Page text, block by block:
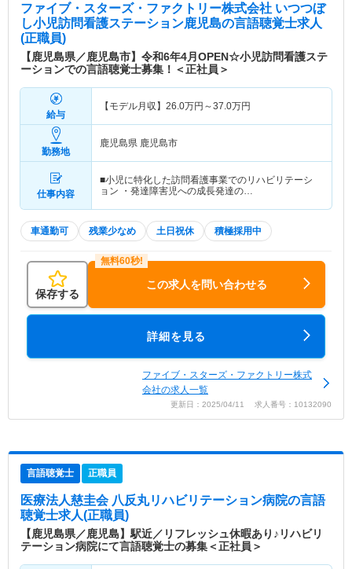
ファイブ・スターズ・ファクトリー株式会社 いつつぼ
し小児訪問看護ステーション鹿児島の言語聴覚士求人
(正職員)
【鹿児島県／鹿児島市】令和6年4月OPEN☆小児訪問看護ステ
ーションでの言語聴覚士募集！＜正社員＞
給与
【モデル月収】 26.0万円～37.0万円
勤務地
鹿児島県 鹿児島市
仕事内容
■小児に特化した訪問看護事業でのリハビリテーシ
ョン ・発達障害児への成長発達の…
車通勤可 残業少なめ 土日祝休 積極採用中
保存する
この求人を問い合わせる
詳細を見る
ファイブ・スターズ・ファクトリー株式
会社の求人一覧
更新日：2025/04/11 求人番号：10132090
言語聴覚士 正職員
医療法人慈圭会 八反丸リハビリテーション病院の言語
聴覚士求人(正職員)
【鹿児島県／鹿児島】駅近／リフレッシュ休暇あり♪リハビリ
テーション病院にて言語聴覚士の募集＜正社員＞